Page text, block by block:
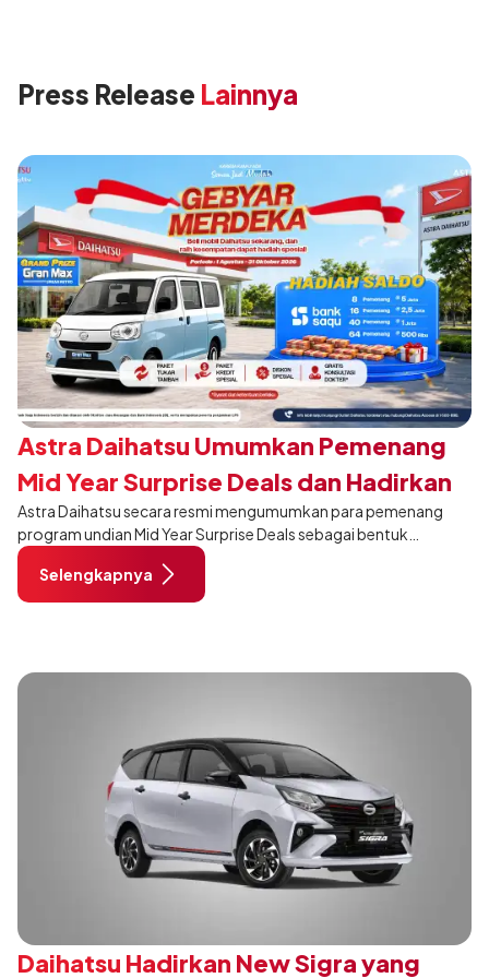
Press Release Lainnya
Astra Daihatsu Umumkan Pemenang
Mid Year Surprise Deals dan Hadirkan
Program Gebyar Merdeka
Astra Daihatsu secara resmi mengumumkan para pemenang
program undian Mid Year Surprise Deals sebagai bentuk
apresiasi kepada pelanggan yang telah mempercayakan
Daihatsu sebagai kendaraan pilihan mereka.
Selengkapnya
Daihatsu Hadirkan New Sigra yang